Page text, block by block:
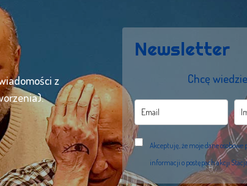
z
Newsletter
Chcę
Akceptuję, że moje dane
informacji o postępach akcji